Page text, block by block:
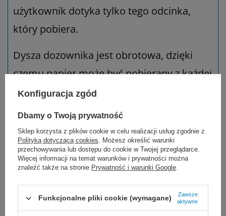
użytkownik dotyka tylko tego odcinka,
który pobiera.
Dysza dozownika jest obrotowa, dzięki
czemu papier może być pobierany z każdej
strony.
Ręcznik pasujący do systemu M4:Tork
Reflex, czyściwo papierowe, 6 rol x 300 m
Dozownik Tork Reflex ogranicza
zużycie ręczników nawet do 37%
względem innych systemów
Konfiguracja zgód
Dbamy o Twoją prywatność
Sklep korzysta z plików cookie w celu realizacji usług zgodnie z
Polityką dotyczącą cookies. Możesz określić warunki
przechowywania lub dostępu do cookie w Twojej przeglądarce.
Więcej informacji na temat warunków i prywatności można
znaleźć także na stronie Prywatność i warunki Google.
Funkcjonalne pliki cookie (wymagane)
Zawsze
aktywne